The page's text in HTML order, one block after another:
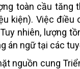
toàn cầu tăng
kiện). Việc
nhiên, lượng
án ngữ tại các
nguồn cung